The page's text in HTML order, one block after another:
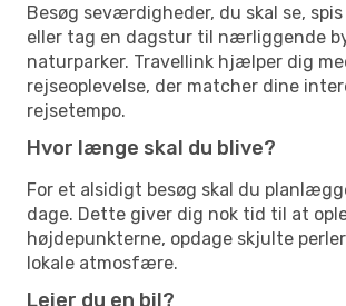
Besøg seværdigheder, du skal se, spis
eller tag en dagstur til nærliggende
naturparker. Travellink hjælper dig
rejseoplevelse, der matcher dine
rejsetempo.
Hvor længe skal du blive?
For et alsidigt besøg skal du
dage. Dette giver dig nok tid til at
højdepunkterne, opdage skjulte
lokale atmosfære.
Lejer du en bil?